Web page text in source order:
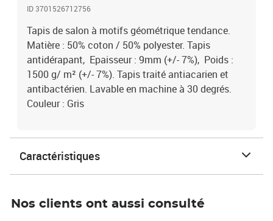
ID 3701526712756
Tapis de salon à motifs géométrique tendance.
Matière : 50% coton / 50% polyester. Tapis
antidérapant, Epaisseur : 9mm (+/- 7%), Poids :
1500 g/ m² (+/- 7%). Tapis traité antiacarien et
antibactérien. Lavable en machine à 30 degrés.
Couleur : Gris
Caractéristiques
Nos clients ont aussi consulté